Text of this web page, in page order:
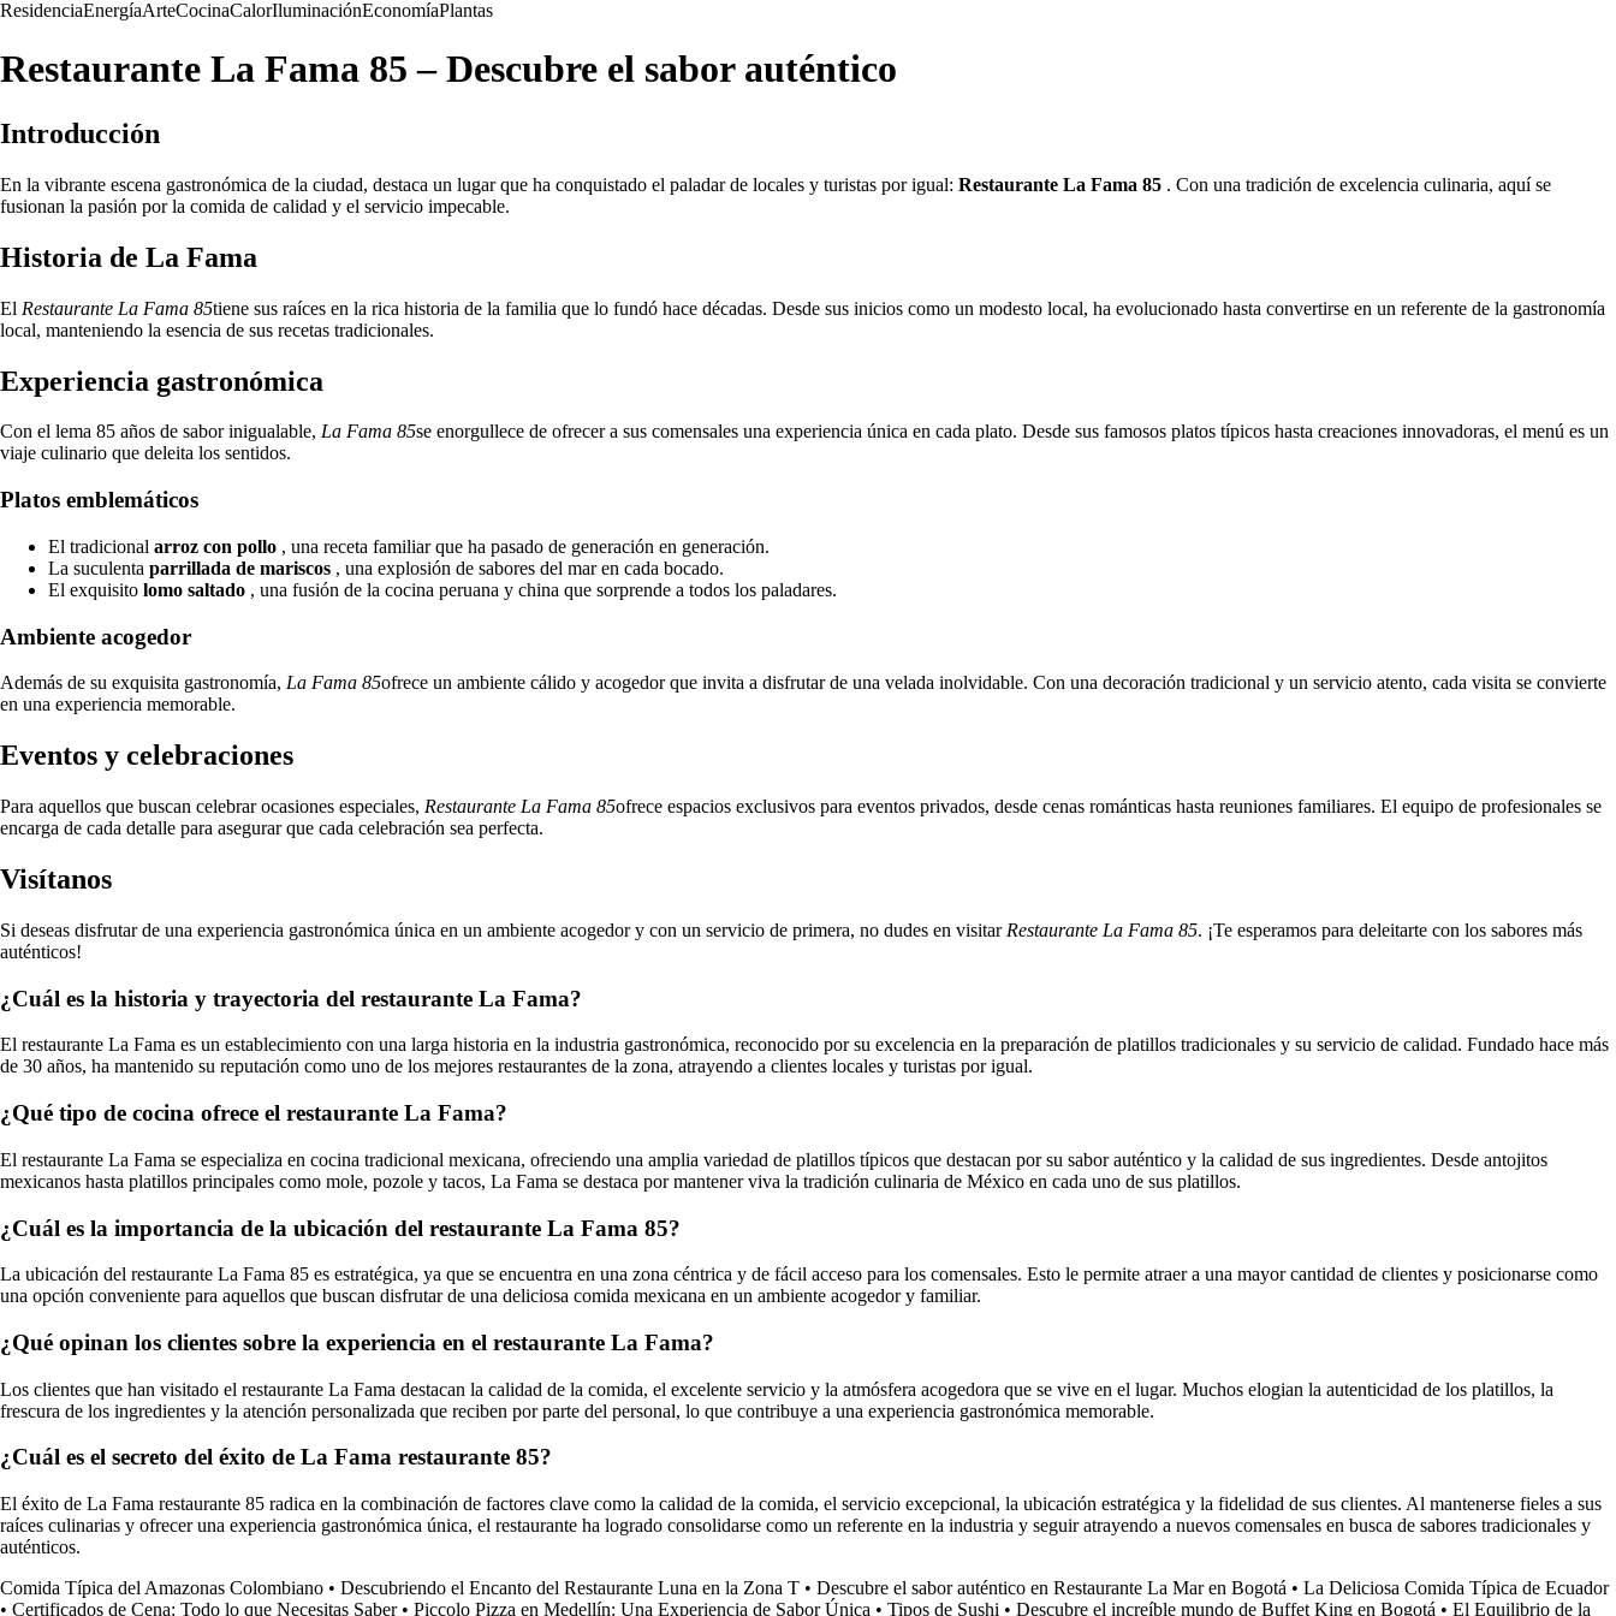
ResidenciaEnergíaArteCocinaCalorIluminaciónEconomíaPlantas
Restaurante La Fama 85 – Descubre el sabor auténtico
Introducción
En la vibrante escena gastronómica de la ciudad, destaca un lugar que ha conquistado el paladar de locales y turistas por igual: Restaurante La Fama 85 . Con una tradición de excelencia culinaria, aquí se
fusionan la pasión por la comida de calidad y el servicio impecable.
Historia de La Fama
El Restaurante La Fama 85tiene sus raíces en la rica historia de la familia que lo fundó hace décadas. Desde sus inicios como un modesto local, ha evolucionado hasta convertirse en un referente de la gastronomía
local, manteniendo la esencia de sus recetas tradicionales.
Experiencia gastronómica
Con el lema 85 años de sabor inigualable, La Fama 85se enorgullece de ofrecer a sus comensales una experiencia única en cada plato. Desde sus famosos platos típicos hasta creaciones innovadoras, el menú es un
viaje culinario que deleita los sentidos.
Platos emblemáticos
El tradicional arroz con pollo , una receta familiar que ha pasado de generación en generación.
La suculenta parrillada de mariscos , una explosión de sabores del mar en cada bocado.
El exquisito lomo saltado , una fusión de la cocina peruana y china que sorprende a todos los paladares.
Ambiente acogedor
Además de su exquisita gastronomía, La Fama 85ofrece un ambiente cálido y acogedor que invita a disfrutar de una velada inolvidable. Con una decoración tradicional y un servicio atento, cada visita se convierte
en una experiencia memorable.
Eventos y celebraciones
Para aquellos que buscan celebrar ocasiones especiales, Restaurante La Fama 85ofrece espacios exclusivos para eventos privados, desde cenas románticas hasta reuniones familiares. El equipo de profesionales se
encarga de cada detalle para asegurar que cada celebración sea perfecta.
Visítanos
Si deseas disfrutar de una experiencia gastronómica única en un ambiente acogedor y con un servicio de primera, no dudes en visitar Restaurante La Fama 85. ¡Te esperamos para deleitarte con los sabores más
auténticos!
¿Cuál es la historia y trayectoria del restaurante La Fama?
El restaurante La Fama es un establecimiento con una larga historia en la industria gastronómica, reconocido por su excelencia en la preparación de platillos tradicionales y su servicio de calidad. Fundado hace más
de 30 años, ha mantenido su reputación como uno de los mejores restaurantes de la zona, atrayendo a clientes locales y turistas por igual.
¿Qué tipo de cocina ofrece el restaurante La Fama?
El restaurante La Fama se especializa en cocina tradicional mexicana, ofreciendo una amplia variedad de platillos típicos que destacan por su sabor auténtico y la calidad de sus ingredientes. Desde antojitos
mexicanos hasta platillos principales como mole, pozole y tacos, La Fama se destaca por mantener viva la tradición culinaria de México en cada uno de sus platillos.
¿Cuál es la importancia de la ubicación del restaurante La Fama 85?
La ubicación del restaurante La Fama 85 es estratégica, ya que se encuentra en una zona céntrica y de fácil acceso para los comensales. Esto le permite atraer a una mayor cantidad de clientes y posicionarse como
una opción conveniente para aquellos que buscan disfrutar de una deliciosa comida mexicana en un ambiente acogedor y familiar.
¿Qué opinan los clientes sobre la experiencia en el restaurante La Fama?
Los clientes que han visitado el restaurante La Fama destacan la calidad de la comida, el excelente servicio y la atmósfera acogedora que se vive en el lugar. Muchos elogian la autenticidad de los platillos, la
frescura de los ingredientes y la atención personalizada que reciben por parte del personal, lo que contribuye a una experiencia gastronómica memorable.
¿Cuál es el secreto del éxito de La Fama restaurante 85?
El éxito de La Fama restaurante 85 radica en la combinación de factores clave como la calidad de la comida, el servicio excepcional, la ubicación estratégica y la fidelidad de sus clientes. Al mantenerse fieles a sus
raíces culinarias y ofrecer una experiencia gastronómica única, el restaurante ha logrado consolidarse como un referente en la industria y seguir atrayendo a nuevos comensales en busca de sabores tradicionales y
auténticos.
Comida Típica del Amazonas Colombiano • Descubriendo el Encanto del Restaurante Luna en la Zona T • Descubre el sabor auténtico en Restaurante La Mar en Bogotá • La Deliciosa Comida Típica de Ecuador
• Certificados de Cena: Todo lo que Necesitas Saber• Piccolo Pizza en Medellín: Una Experiencia de Sabor Única • Tipos de Sushi • Descubre el increíble mundo de Buffet King en Bogotá • El Equilibrio de la